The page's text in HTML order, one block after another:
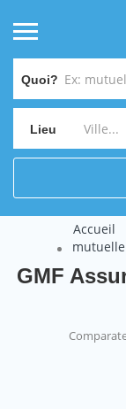
Quoi?
Lieu
Accueil
GMF